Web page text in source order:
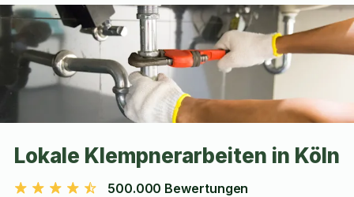
Lokale Klempnerarbeiten in Köln
500.000 Bewertungen